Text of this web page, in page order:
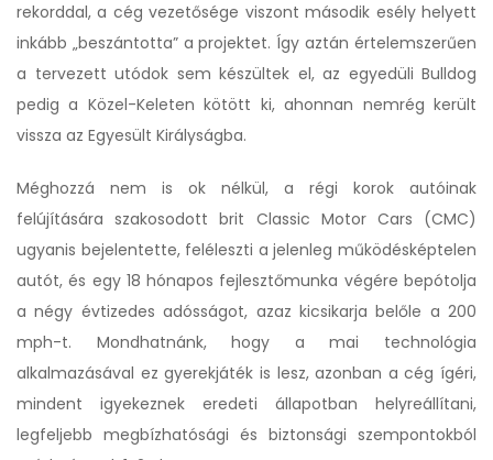
rekorddal, a cég vezetősége viszont második esély helyett
inkább „beszántotta” a projektet. Így aztán értelemszerűen
a tervezett utódok sem készültek el, az egyedüli Bulldog
pedig a Közel-Keleten kötött ki, ahonnan nemrég került
vissza az Egyesült Királyságba.
Méghozzá nem is ok nélkül, a régi korok autóinak
felújítására szakosodott brit Classic Motor Cars (CMC)
ugyanis bejelentette, feléleszti a jelenleg működésképtelen
autót, és egy 18 hónapos fejlesztőmunka végére bepótolja
a négy évtizedes adósságot, azaz kicsikarja belőle a 200
mph-t. Mondhatnánk, hogy a mai technológia
alkalmazásával ez gyerekjáték is lesz, azonban a cég ígéri,
mindent igyekeznek eredeti állapotban helyreállítani,
legfeljebb megbízhatósági és biztonsági szempontokból